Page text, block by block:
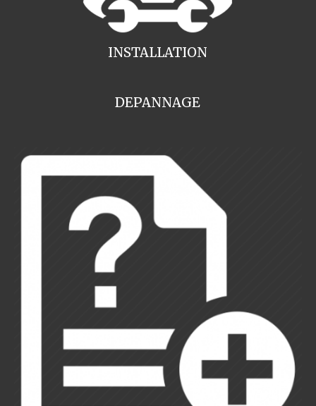
INSTALLATION
DEPANNAGE